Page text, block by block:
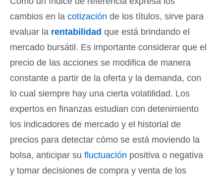
cambios en la cotización de los títulos, sirve para
evaluar la rentabilidad que está brindando el
mercado bursátil. Es importante considerar que el
precio de las acciones se modifica de manera
constante a partir de la oferta y la demanda, con
lo cual siempre hay una cierta volatilidad. Los
expertos en finanzas estudian con detenimiento
los indicadores de mercado y el historial de
precios para detectar cómo se está moviendo la
bolsa, anticipar su fluctuación positiva o negativa
y tomar decisiones de compra y venta de los